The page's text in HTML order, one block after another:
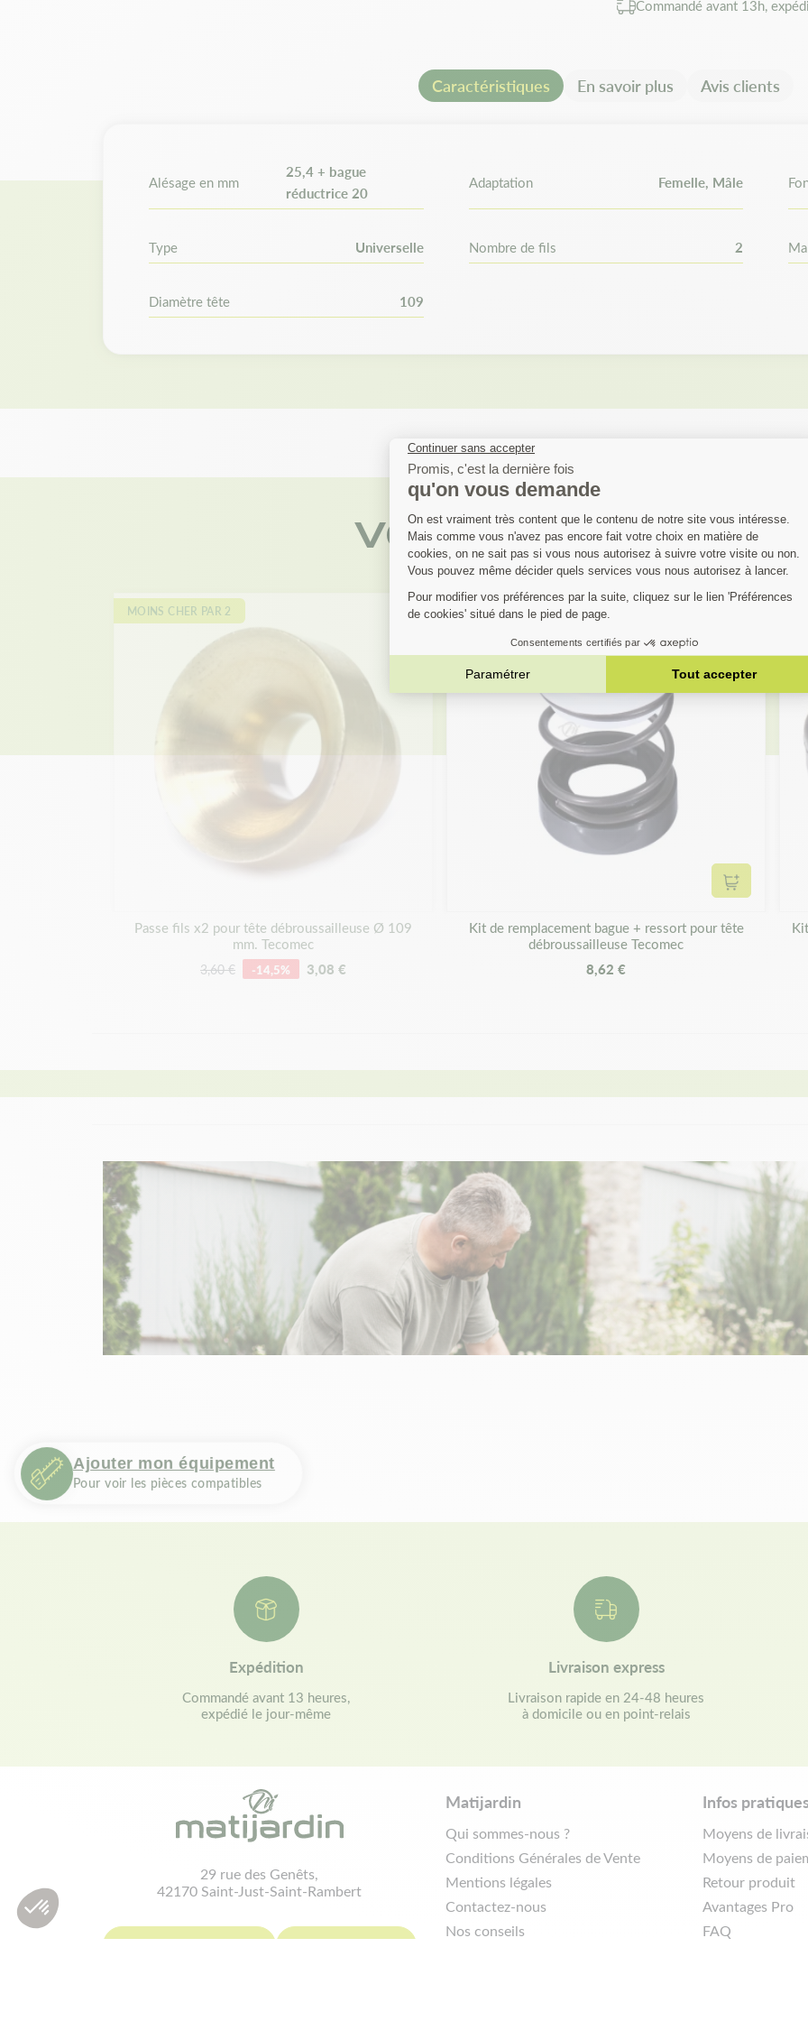
Ajouter mon équipement
Pour voir les pièces compatibles
Système Tap & Go pour
Convient aux
Einhell, Dolmar, Bosch,
Vérifiez les dimensions et
Commandé avant 13h,
Caractéristiques En savoir plus Avis clients
Alésage en mm
25,4 + bague
réductrice 20
Adaptation Femelle, Mâle
Type Universelle Nombre de fils 2
Diamètre tête 109
VOUS AIMEREZ
MOINS CHER PAR 2
Passe fils x2 pour tête débroussailleuse Ø 109
mm. Tecomec
3,60 € -14,5% 3,08 €
Ajouter au
Kit de remplacement bague + ressort pour tête
débroussailleuse Tecomec
8,62 €
Expédition
Commandé avant 13 heures,
expédié le jour-même
Livraison express
Livraison rapide en 24-48 heures
à domicile ou en point-relais
29 rue des Genêts,
42170 Saint-Just-Saint-Rambert
Matijardin
Qui sommes-nous ?
Conditions Générales de Vente
Mentions légales
Contactez-nous
Nos conseils
Infos
Moyens de
Moyens de
Retour produit
Avantages Pro
FAQ